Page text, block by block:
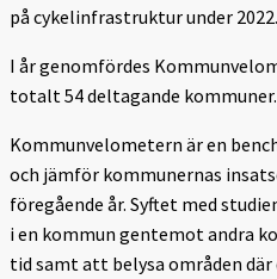
på cykelinfrastruktur under 2022.
I år genomfördes
totalt 54 deltagande kommuner.
Kommunvelometern är en
och jämför kommunernas
föregående år. Syftet med
i en kommun gentemot andra
tid samt att belysa områden